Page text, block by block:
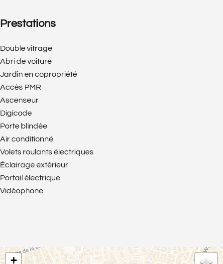
Prestations
Double vitrage
Abri de voiture
Jardin en copropriété
Accès PMR
Ascenseur
Digicode
Porte blindée
Air conditionné
Volets roulants électriques
Éclairage extérieur
Portail électrique
Vidéophone
+